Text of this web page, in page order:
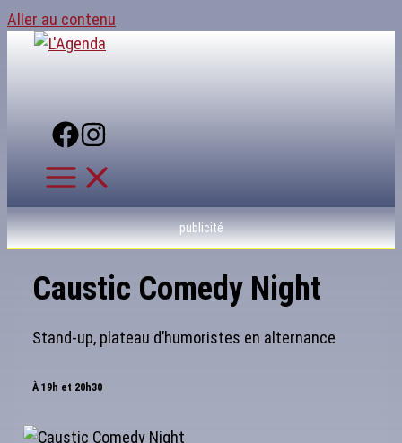
Aller au contenu
publicité
Caustic Comedy Night
Stand-up, plateau d’humoristes en alternance
À 19h et 20h30